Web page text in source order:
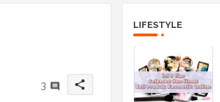
3 share
LIFESTYLE